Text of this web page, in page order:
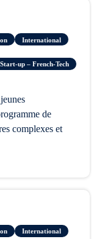
International
Start-up – French-Tech
de
complexes et
International